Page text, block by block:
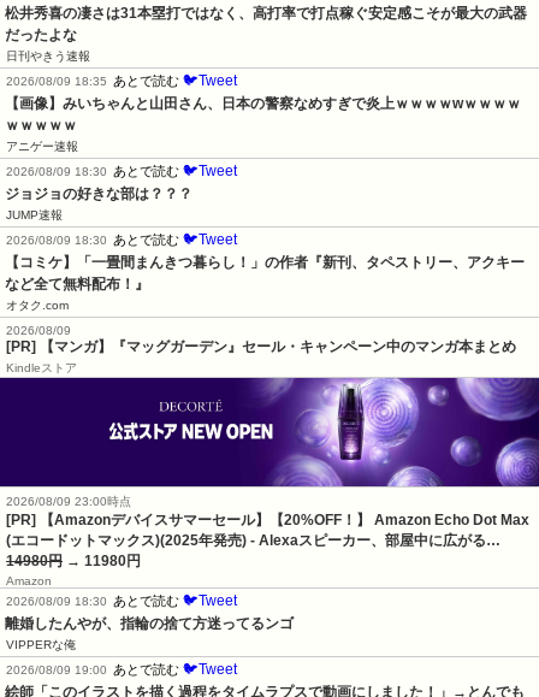
松井秀喜の凄さは31本塁打ではなく、高打率で打点稼ぐ安定感こそが最大の武器
だったよな
日刊やきう速報
2026/08/09 18:35
あとで読む 🐦Tweet
【画像】みいちゃんと山田さん、日本の警察なめすぎで炎上ｗｗｗｗwｗｗｗｗ
ｗｗｗｗｗ
アニゲー速報
2026/08/09 18:30
あとで読む 🐦Tweet
ジョジョの好きな部は？？？
JUMP速報
2026/08/09 18:30
あとで読む 🐦Tweet
【コミケ】「一畳間まんきつ暮らし！」の作者『新刊、タペストリー、アクキー
など全て無料配布！』
オタク.com
2026/08/09
[PR] 【マンガ】『マッグガーデン』セール・キャンペーン中のマンガ本まとめ
Kindleストア
2026/08/09 23:00時点
[PR] 【Amazonデバイスサマーセール】【20%OFF！】 Amazon Echo Dot Max
(エコードットマックス)(2025年発売) - Alexaスピーカー、部屋中に広がる…
14980円 → 11980円
Amazon
2026/08/09 18:30
あとで読む 🐦Tweet
離婚したんやが、指輪の捨て方迷ってるンゴ
VIPPERな俺
2026/08/09 19:00
あとで読む 🐦Tweet
絵師「このイラストを描く過程をタイムラプスで動画にしました！」→とんでも